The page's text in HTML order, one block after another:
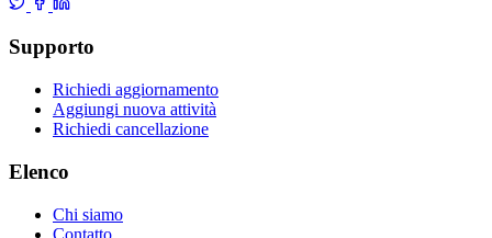
Supporto
Richiedi aggiornamento
Aggiungi nuova attività
Richiedi cancellazione
Elenco
Chi siamo
Contatto